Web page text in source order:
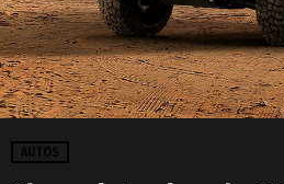
AUTOS